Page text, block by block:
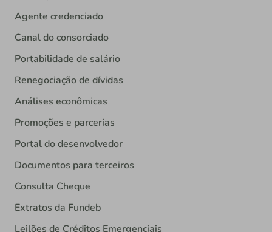
Agente credenciado
Canal do consorciado
Portabilidade de salário
Renegociação de dívidas
Análises econômicas
Promoções e parcerias
Portal do desenvolvedor
Documentos para terceiros
Consulta Cheque
Extratos da Fundeb
Leilões de Créditos Emergenciais